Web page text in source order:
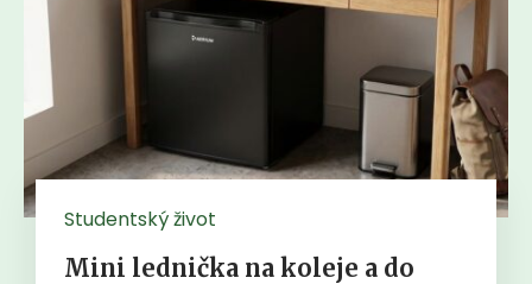
Studentský život
Mini lednička na koleje a do